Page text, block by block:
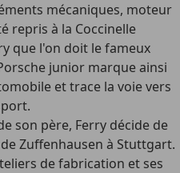
mécaniques, moteur
repris à la Coccinelle
que l'on doit le fameux
junior marque ainsi
et trace la voie vers
son père, Ferry décide de
Zuffenhausen à Stuttgart.
de fabrication et ses